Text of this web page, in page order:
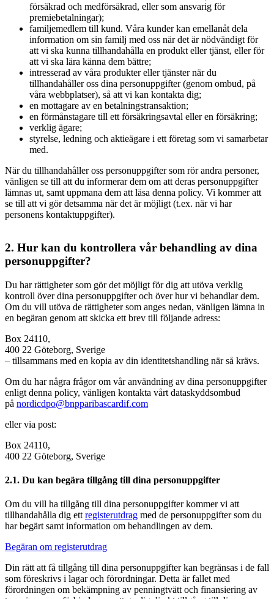
försäkrad och medförsäkrad, eller som ansvarig för
premiebetalningar);
familjemedlem till kund. Våra kunder kan emellanåt dela
information om sin familj med oss när det är nödvändigt för
att vi ska kunna tillhandahålla en produkt eller tjänst, eller för
att vi ska lära känna dem bättre;
intresserad av våra produkter eller tjänster när du
tillhandahåller oss dina personuppgifter (genom ombud, på
våra webbplatser), så att vi kan kontakta dig;
en mottagare av en betalningstransaktion;
en förmånstagare till ett försäkringsavtal eller en försäkring;
verklig ägare;
styrelse, ledning och aktieägare i ett företag som vi samarbetar
med.
När du tillhandahåller oss personuppgifter som rör andra personer,
vänligen se till att du informerar dem om att deras personuppgifter
lämnas ut, samt uppmana dem att läsa denna policy. Vi kommer att
se till att vi gör detsamma när det är möjligt (t.ex. när vi har
personens kontaktuppgifter).
2. Hur kan du kontrollera vår behandling av dina
personuppgifter?
Du har rättigheter som gör det möjligt för dig att utöva verklig
kontroll över dina personuppgifter och över hur vi behandlar dem.
Om du vill utöva de rättigheter som anges nedan, vänligen lämna in
en begäran genom att skicka ett brev till följande adress:
Box 24110,
400 22 Göteborg, Sverige
– tillsammans med en kopia av din identitetshandling när så krävs.
Om du har några frågor om vår användning av dina personuppgifter
enligt denna policy, vänligen kontakta vårt dataskyddsombud
på nordicdpo@bnpparibascardif.com
eller via post:
Box 24110,
400 22 Göteborg, Sverige
2.1. Du kan begära tillgång till dina personuppgifter
Om du vill ha tillgång till dina personuppgifter kommer vi att
tillhandahålla dig ettregisterutdrag med de personuppgifter som du
har begärt samt information om behandlingen av dem.
Begäran om registerutdrag
Din rätt att få tillgång till dina personuppgifter kan begränsas i de fall
som föreskrivs i lagar och förordningar. Detta är fallet med
förordningen om bekämpning av penningtvätt och finansiering av